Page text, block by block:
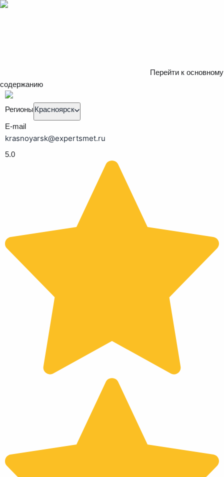
Перейти к основному
содержанию
Регионы Красноярск
E-mail
krasnoyarsk@expertsmet.ru
5.0